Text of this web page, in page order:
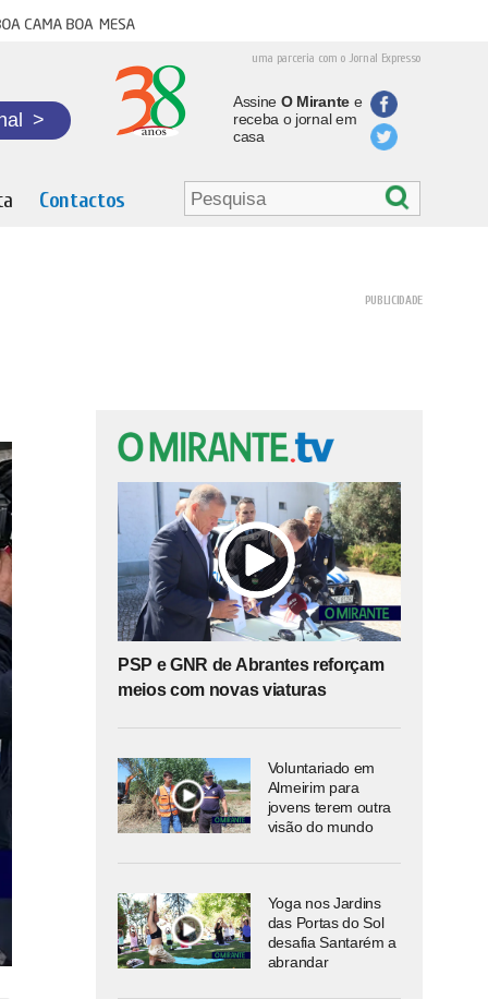
cama boa mesa
uma parceria com o Jornal Expresso
>
Assine O Mirantee
receba o jornal em
casa
Contactos
PSP e GNR de Abrantes reforçam
meios com novas viaturas
Voluntariado em
Almeirim para
jovens terem outra
visão do mundo
Yoga nos Jardins
das Portas do Sol
desafia Santarém a
abrandar